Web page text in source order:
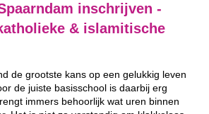
inschrijven -
& islamitische
de grootste kans op een gelukkig leven
de juiste basisschool is daarbij erg
immers behoorlijk wat uren binnen